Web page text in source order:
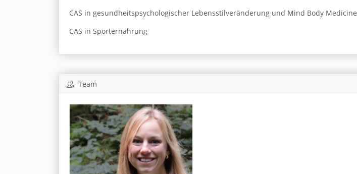
CAS in gesundheitspsychologischer Lebensstilveränderung und Mind Body Medicine
CAS in Sporternährung
Team